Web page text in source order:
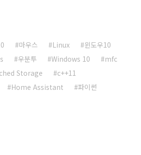
마우스 Linux
윈도우10
우분투 Windows 10
mfc
Storage
c++11
Home Assistant
파이썬